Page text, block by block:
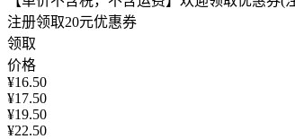
注册领取20元优惠券
领取
价格
¥16.50
¥17.50
¥19.50
¥22.50